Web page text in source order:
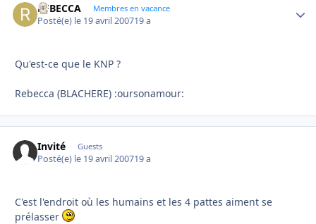
REBECCA Membres en vacance
Posté(e) le 19 avril 200719 a
Qu'est-ce que le KNP ?
Rebecca (BLACHERE) :oursonamour:
Invité Guests
Posté(e) le 19 avril 200719 a
C'est l'endroit où les humains et les 4 pattes aiment se
prélasser